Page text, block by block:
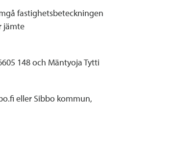
fastighetsbeteckningen
jämte
148 och Mäntyoja Tytti
eller Sibbo kommun,